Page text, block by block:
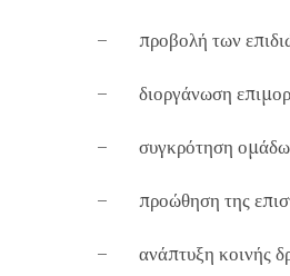
– προβολή των
– διοργάνωση
– συγκρότηση ομάδων
– προώθηση της
– ανάπτυξη κοινής